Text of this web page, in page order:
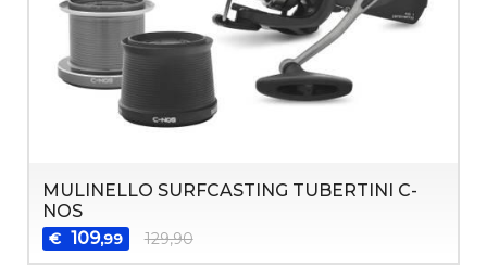
MULINELLO SURFCASTING TUBERTINI C-
NOS
€ 109,99 129,90